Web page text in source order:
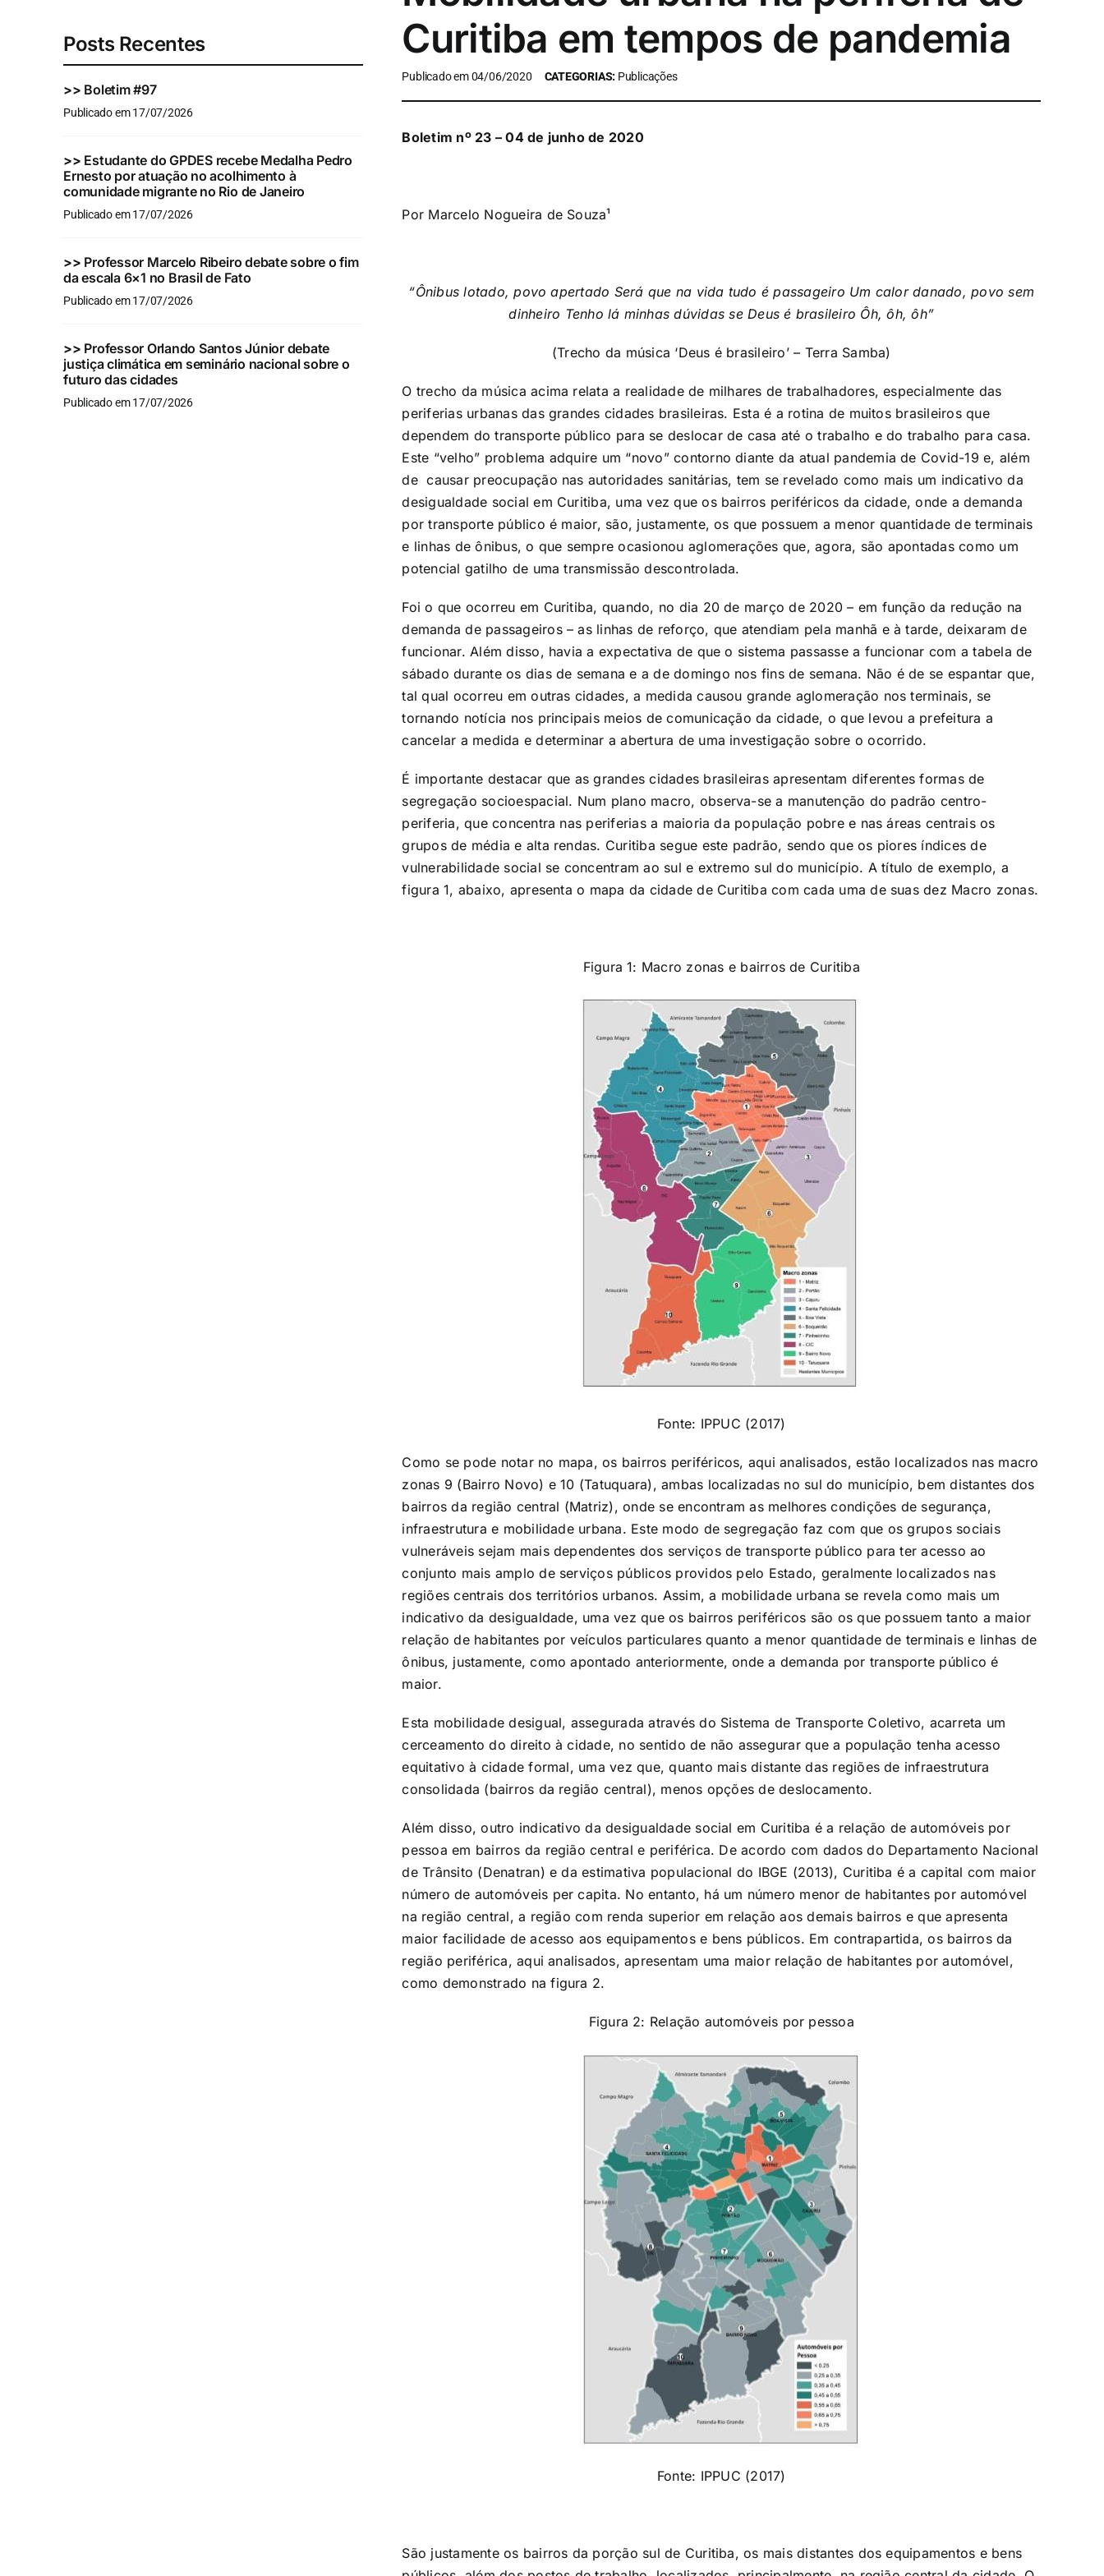
Posts Recentes
>> Boletim #97
Publicado em 17/07/2026
>> Estudante do GPDES recebe Medalha Pedro
Ernesto por atuação no acolhimento à
comunidade migrante no Rio de Janeiro
Publicado em 17/07/2026
>> Professor Marcelo Ribeiro debate sobre o fim
da escala 6×1 no Brasil de Fato
Publicado em 17/07/2026
>> Professor Orlando Santos Júnior debate
justiça climática em seminário nacional sobre o
futuro das cidades
Publicado em 17/07/2026
Curitiba em tempos de pandemia
Publicado em 04/06/2020 CATEGORIAS: Publicações
Boletim nº 23 – 04 de junho de 2020
Por Marcelo Nogueira de Souza¹
“Ônibus lotado, povo apertado Será que na vida tudo é passageiro Um calor danado, povo sem
dinheiro Tenho lá minhas dúvidas se Deus é brasileiro Ôh, ôh, ôh”
(Trecho da música ‘Deus é brasileiro’ – Terra Samba)
O trecho da música acima relata a realidade de milhares de trabalhadores, especialmente das
periferias urbanas das grandes cidades brasileiras. Esta é a rotina de muitos brasileiros que
dependem do transporte público para se deslocar de casa até o trabalho e do trabalho para casa.
Este “velho” problema adquire um “novo” contorno diante da atual pandemia de Covid-19 e, além
de causar preocupação nas autoridades sanitárias, tem se revelado como mais um indicativo da
desigualdade social em Curitiba, uma vez que os bairros periféricos da cidade, onde a demanda
por transporte público é maior, são, justamente, os que possuem a menor quantidade de terminais
e linhas de ônibus, o que sempre ocasionou aglomerações que, agora, são apontadas como um
potencial gatilho de uma transmissão descontrolada.
Foi o que ocorreu em Curitiba, quando, no dia 20 de março de 2020 – em função da redução na
demanda de passageiros – as linhas de reforço, que atendiam pela manhã e à tarde, deixaram de
funcionar. Além disso, havia a expectativa de que o sistema passasse a funcionar com a tabela de
sábado durante os dias de semana e a de domingo nos fins de semana. Não é de se espantar que,
tal qual ocorreu em outras cidades, a medida causou grande aglomeração nos terminais, se
tornando notícia nos principais meios de comunicação da cidade, o que levou a prefeitura a
cancelar a medida e determinar a abertura de uma investigação sobre o ocorrido.
É importante destacar que as grandes cidades brasileiras apresentam diferentes formas de
segregação socioespacial. Num plano macro, observa-se a manutenção do padrão centro-
periferia, que concentra nas periferias a maioria da população pobre e nas áreas centrais os
grupos de média e alta rendas. Curitiba segue este padrão, sendo que os piores índices de
vulnerabilidade social se concentram ao sul e extremo sul do município. A título de exemplo, a
figura 1, abaixo, apresenta o mapa da cidade de Curitiba com cada uma de suas dez Macro zonas.
Figura 1: Macro zonas e bairros de Curitiba
Fonte: IPPUC (2017)
Como se pode notar no mapa, os bairros periféricos, aqui analisados, estão localizados nas macro
zonas 9 (Bairro Novo) e 10 (Tatuquara), ambas localizadas no sul do município, bem distantes dos
bairros da região central (Matriz), onde se encontram as melhores condições de segurança,
infraestrutura e mobilidade urbana. Este modo de segregação faz com que os grupos sociais
vulneráveis sejam mais dependentes dos serviços de transporte público para ter acesso ao
conjunto mais amplo de serviços públicos providos pelo Estado, geralmente localizados nas
regiões centrais dos territórios urbanos. Assim, a mobilidade urbana se revela como mais um
indicativo da desigualdade, uma vez que os bairros periféricos são os que possuem tanto a maior
relação de habitantes por veículos particulares quanto a menor quantidade de terminais e linhas de
ônibus, justamente, como apontado anteriormente, onde a demanda por transporte público é
maior.
Esta mobilidade desigual, assegurada através do Sistema de Transporte Coletivo, acarreta um
cerceamento do direito à cidade, no sentido de não assegurar que a população tenha acesso
equitativo à cidade formal, uma vez que, quanto mais distante das regiões de infraestrutura
consolidada (bairros da região central), menos opções de deslocamento.
Além disso, outro indicativo da desigualdade social em Curitiba é a relação de automóveis por
pessoa em bairros da região central e periférica. De acordo com dados do Departamento Nacional
de Trânsito (Denatran) e da estimativa populacional do IBGE (2013), Curitiba é a capital com maior
número de automóveis per capita. No entanto, há um número menor de habitantes por automóvel
na região central, a região com renda superior em relação aos demais bairros e que apresenta
maior facilidade de acesso aos equipamentos e bens públicos. Em contrapartida, os bairros da
região periférica, aqui analisados, apresentam uma maior relação de habitantes por automóvel,
como demonstrado na figura 2.
Figura 2: Relação automóveis por pessoa
Fonte: IPPUC (2017)
São justamente os bairros da porção sul de Curitiba, os mais distantes dos equipamentos e bens